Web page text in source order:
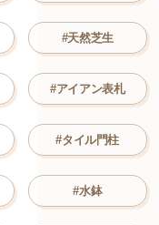
#天然芝生
#アイアン表札
#タイル門柱
#水鉢